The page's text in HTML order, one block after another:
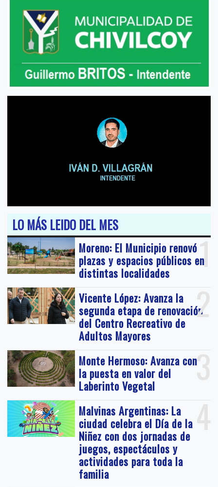
LO MÁS LEIDO DEL MES
1
Moreno: El Municipio renovó
plazas y espacios públicos en
distintas localidades
2
Vicente López: Avanza la
segunda etapa de renovación
del Centro Recreativo de
Adultos Mayores
3
Monte Hermoso: Avanza con
la puesta en valor del
Laberinto Vegetal
4
Malvinas Argentinas: La
ciudad celebra el Día de la
Niñez con dos jornadas de
juegos, espectáculos y
actividades para toda la
familia